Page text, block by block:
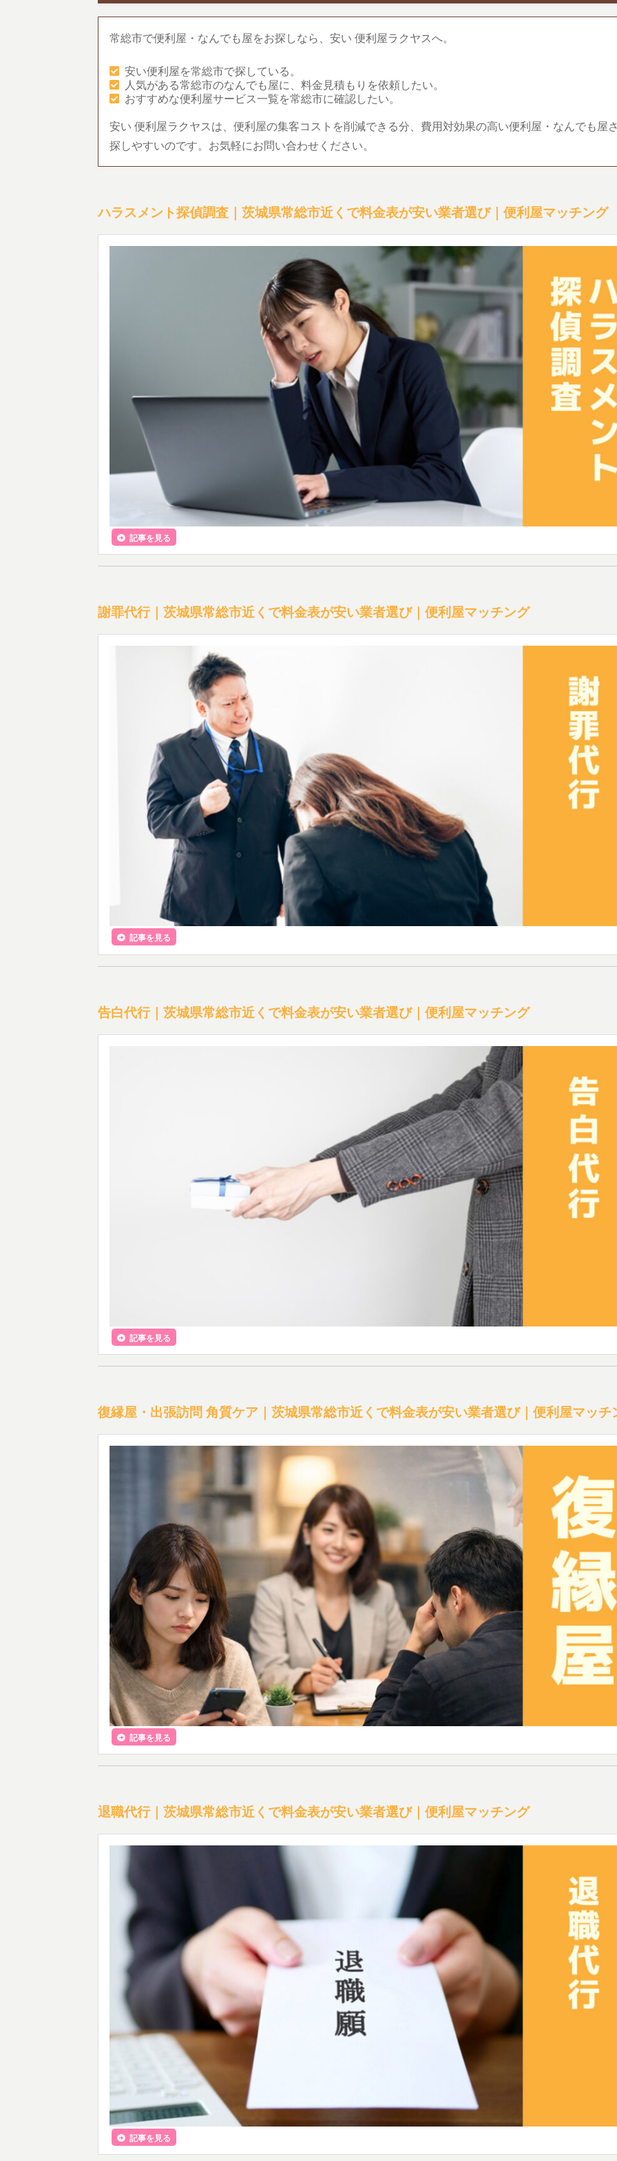
常総市で便利屋・なんでも屋をお探しなら、安い 便利屋ラクヤスへ。
安い便利屋を常総市で探している。
人気がある常総市のなんでも屋に、料金見積もりを依頼したい。
おすすめな便利屋サービス一覧を常総市に確認したい。
安い 便利屋ラクヤスは、便利屋の集客コストを削減できる分、費用対効果の高い便利屋・なんでも屋
探しやすいのです。お気軽にお問い合わせください。
ハラスメント探偵調査｜茨城県常総市近くで料金表が安い業者選び｜便利屋マッチング
記事を見る
謝罪代行｜茨城県常総市近くで料金表が安い業者選び｜便利屋マッチング
記事を見る
告白代行｜茨城県常総市近くで料金表が安い業者選び｜便利屋マッチング
記事を見る
復縁屋・出張訪問 角質ケア｜茨城県常総市近くで料金表が安い業者選び｜便利屋マッチ
記事を見る
退職代行｜茨城県常総市近くで料金表が安い業者選び｜便利屋マッチング
記事を見る